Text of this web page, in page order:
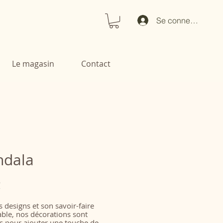
Se connecter
Le magasin Contact
designs et son savoir-faire
nos décorations sont